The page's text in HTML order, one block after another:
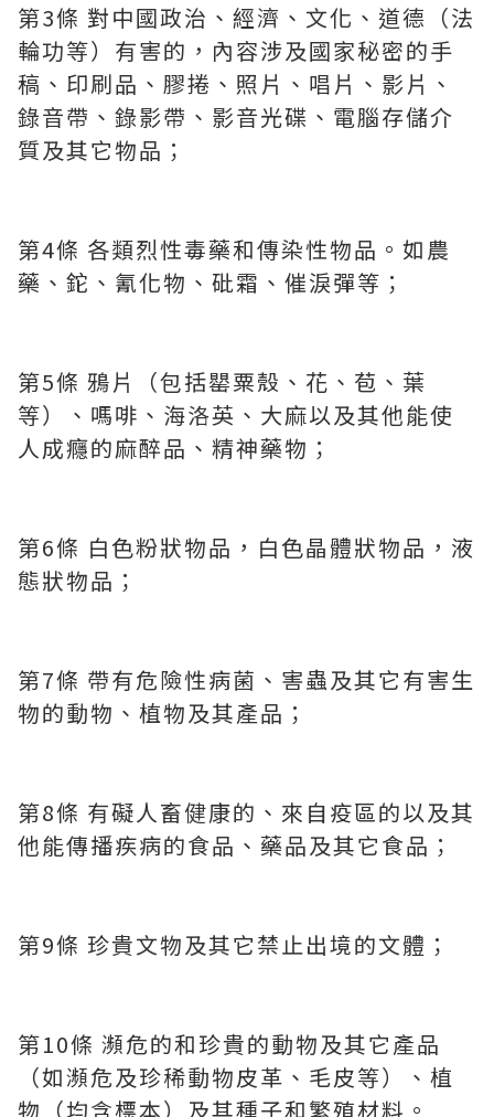
第3條 對中國政治、經濟、文化、道德（法
輪功等）有害的，內容涉及國家秘密的手
稿、印刷品、膠捲、照片、唱片、影片、
錄音帶、錄影帶、影音光碟、電腦存儲介
質及其它物品；
第4條 各類烈性毒藥和傳染性物品。如農
藥、鉈、氰化物、砒霜、催淚彈等；
第5條 鴉片（包括罌粟殼、花、苞、葉
等）、嗎啡、海洛英、大麻以及其他能使
人成癮的麻醉品、精神藥物；
第6條 白色粉狀物品，白色晶體狀物品，液
態狀物品；
第7條 帶有危險性病菌、害蟲及其它有害生
物的動物、植物及其產品；
第8條 有礙人畜健康的、來自疫區的以及其
他能傳播疾病的食品、藥品及其它食品；
第9條 珍貴文物及其它禁止出境的文體；
第10條 瀕危的和珍貴的動物及其它產品
（如瀕危及珍稀動物皮革、毛皮等）、植
物（均含標本）及其種子和繁殖材料。